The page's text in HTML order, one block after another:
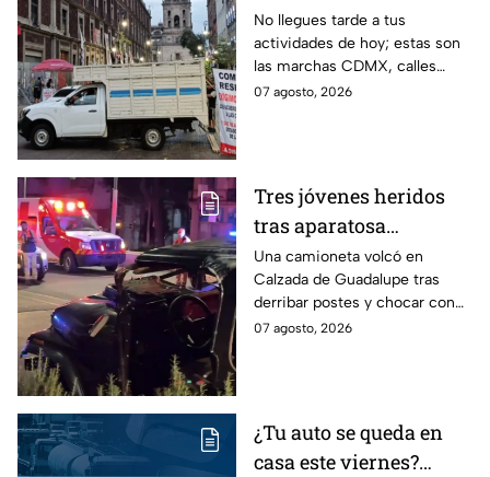
Manifestantes
bloquean Dr. Lavista y
Niños Héroes
No llegues tarde a tus
actividades de hoy; estas son
las marchas CDMX, calles
cerradas y bloqueos que
07 agosto, 2026
Tres jóvenes heridos
tras aparatosa
volcadura en Tepeyac
Insurgentes y operativo
en la Juárez, mientras
dormía
Una camioneta volcó en
Calzada de Guadalupe tras
derribar postes y chocar con
un árbol, dejando a tres
07 agosto, 2026
¿Tu auto se queda en
casa este viernes?